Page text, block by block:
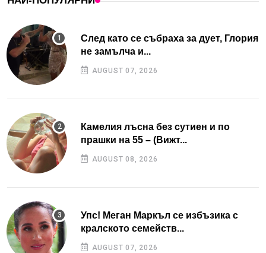
След като се събраха за дует, Глория
не замълча и...
AUGUST 07, 2026
Камелия лъсна без сутиен и по
прашки на 55 – (Вижт...
AUGUST 08, 2026
Упс! Меган Маркъл се избъзика с
кралското семейств...
AUGUST 07, 2026